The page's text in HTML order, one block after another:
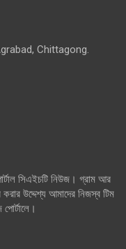
Chittagong.
সিএইচটি নিউজ। গ্রাম আর
উদ্দেশ্য আমাদের নিজস্ব টিম